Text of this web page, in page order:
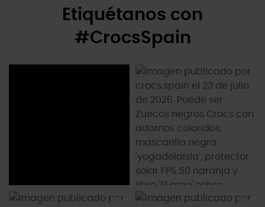
Etiquétanos con
#CrocsSpain